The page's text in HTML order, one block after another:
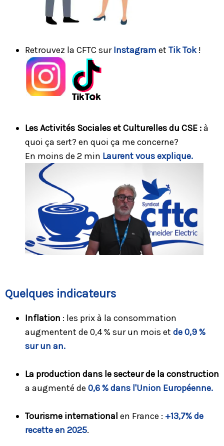
Retrouvez la CFTC surInstagram et Tik Tok!
Les Activités Sociales et Culturelles du CSE :à
quoi ça sert? en quoi ça me concerne?
En moins de 2 min Laurent vous explique.
Quelques indicateurs
Inflation : les prix à la consommation
augmentent de 0,4 % sur un mois et de 0,9 %
sur un an.
La production dans le secteur de la construction
a augmenté de 0,6 % dans l'Union Européenne.
Tourisme international en France : +13,7% de
recette en 2025.